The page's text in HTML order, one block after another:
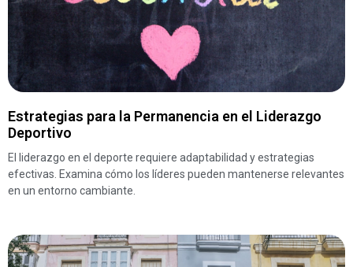
Estrategias para la Permanencia en el Liderazgo
Deportivo
El liderazgo en el deporte requiere adaptabilidad y estrategias
efectivas. Examina cómo los líderes pueden mantenerse relevantes
en un entorno cambiante.